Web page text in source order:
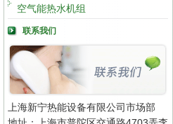
空气能热水机组
联系我们
上海新宁热能设备有限公司市场部